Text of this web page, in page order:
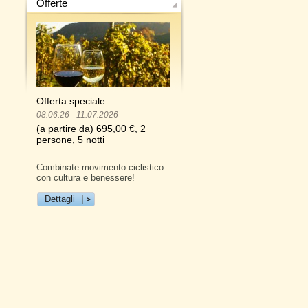
Offerte
Offerta speciale
08.06.26 - 11.07.2026
(a partire da) 695,00 €, 2
persone, 5 notti
Combinate movimento ciclistico
con cultura e benessere!
Dettagli